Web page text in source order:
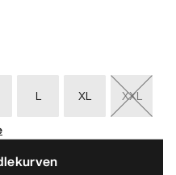
L XL
XXL